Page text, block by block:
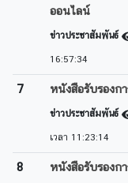
ออนไลน์
ข่าวประชาสัมพันธ์
16:57:34
7 หนังสือรับรองก
ข่าวประชาสัมพันธ์
เวลา 11:23:14
8 หนังสือรับรองก